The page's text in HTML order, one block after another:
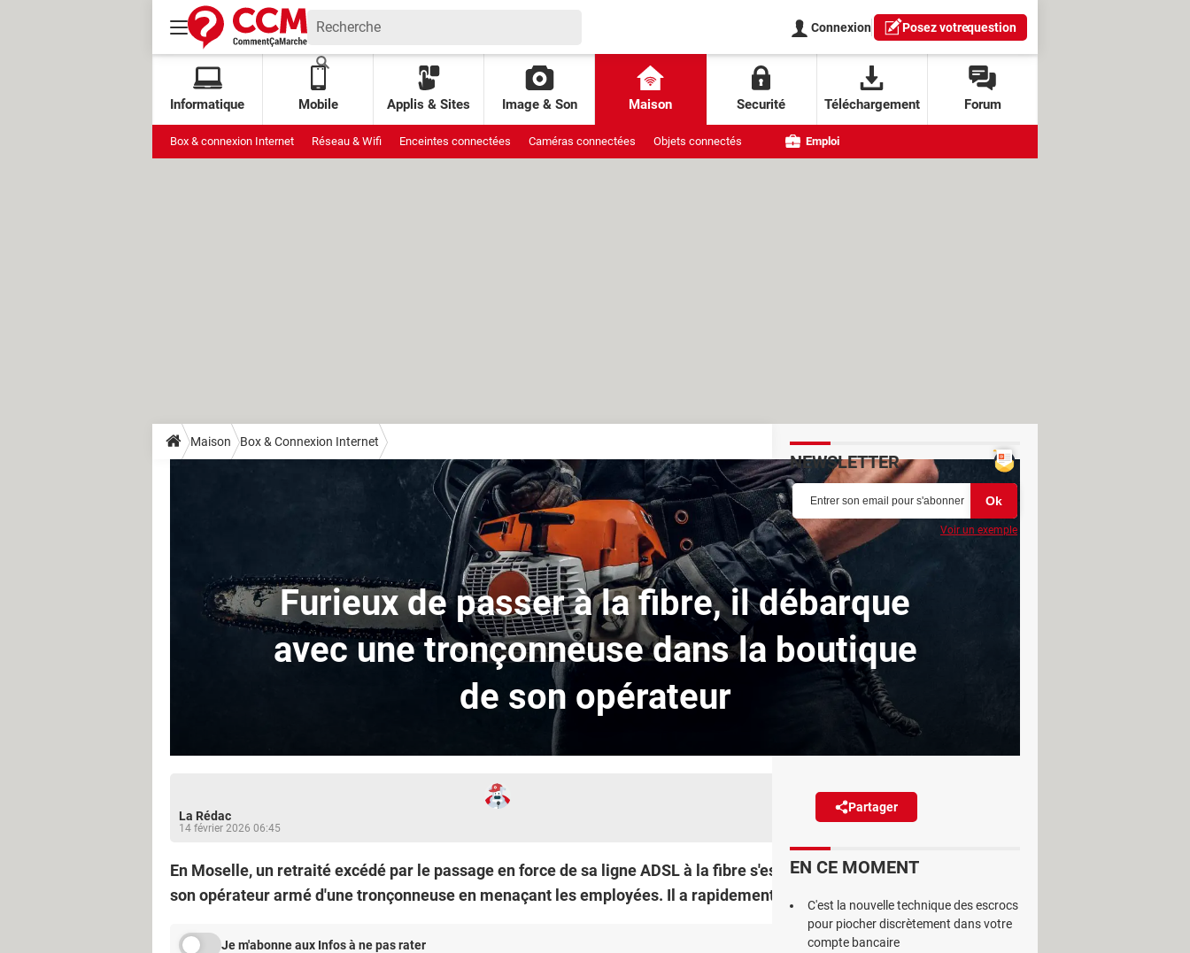
Connexion Posez votrequestion
Informatique Mobile Applis & Sites Image & Son Maison Securité Téléchargement Forum
Box & connexion Internet Réseau & Wifi Enceintes connectées Caméras connectées Objets connectés Emploi
Maison Box & Connexion Internet
Furieux de passer à la fibre, il débarque
avec une tronçonneuse dans la boutique
de son opérateur
La Rédac
14 février 2026 06:45
Partager
En Moselle, un retraité excédé par le passage en force de sa ligne ADSL à la fibre s'est présenté dans une boutique de
son opérateur armé d'une tronçonneuse en menaçant les employées. Il a rapidement été interpellé par la police.
Je m'abonne aux Infos à ne pas rater
NEWSLETTER
Voir un exemple
EN CE MOMENT
C'est la nouvelle technique des escrocs
pour piocher discrètement dans votre
compte bancaire